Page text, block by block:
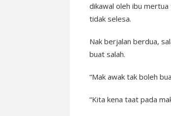
dikawal oleh ibu
tidak selesa.
Nak berjalan berdua,
buat salah.
“Mak awak tak boleh
“Kita kena taat pada